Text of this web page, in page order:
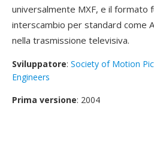
universalmente MXF, e il formato
interscambio per standard come
nella trasmissione televisiva.
Sviluppatore: Society of Motion
Engineers
Prima versione: 2004